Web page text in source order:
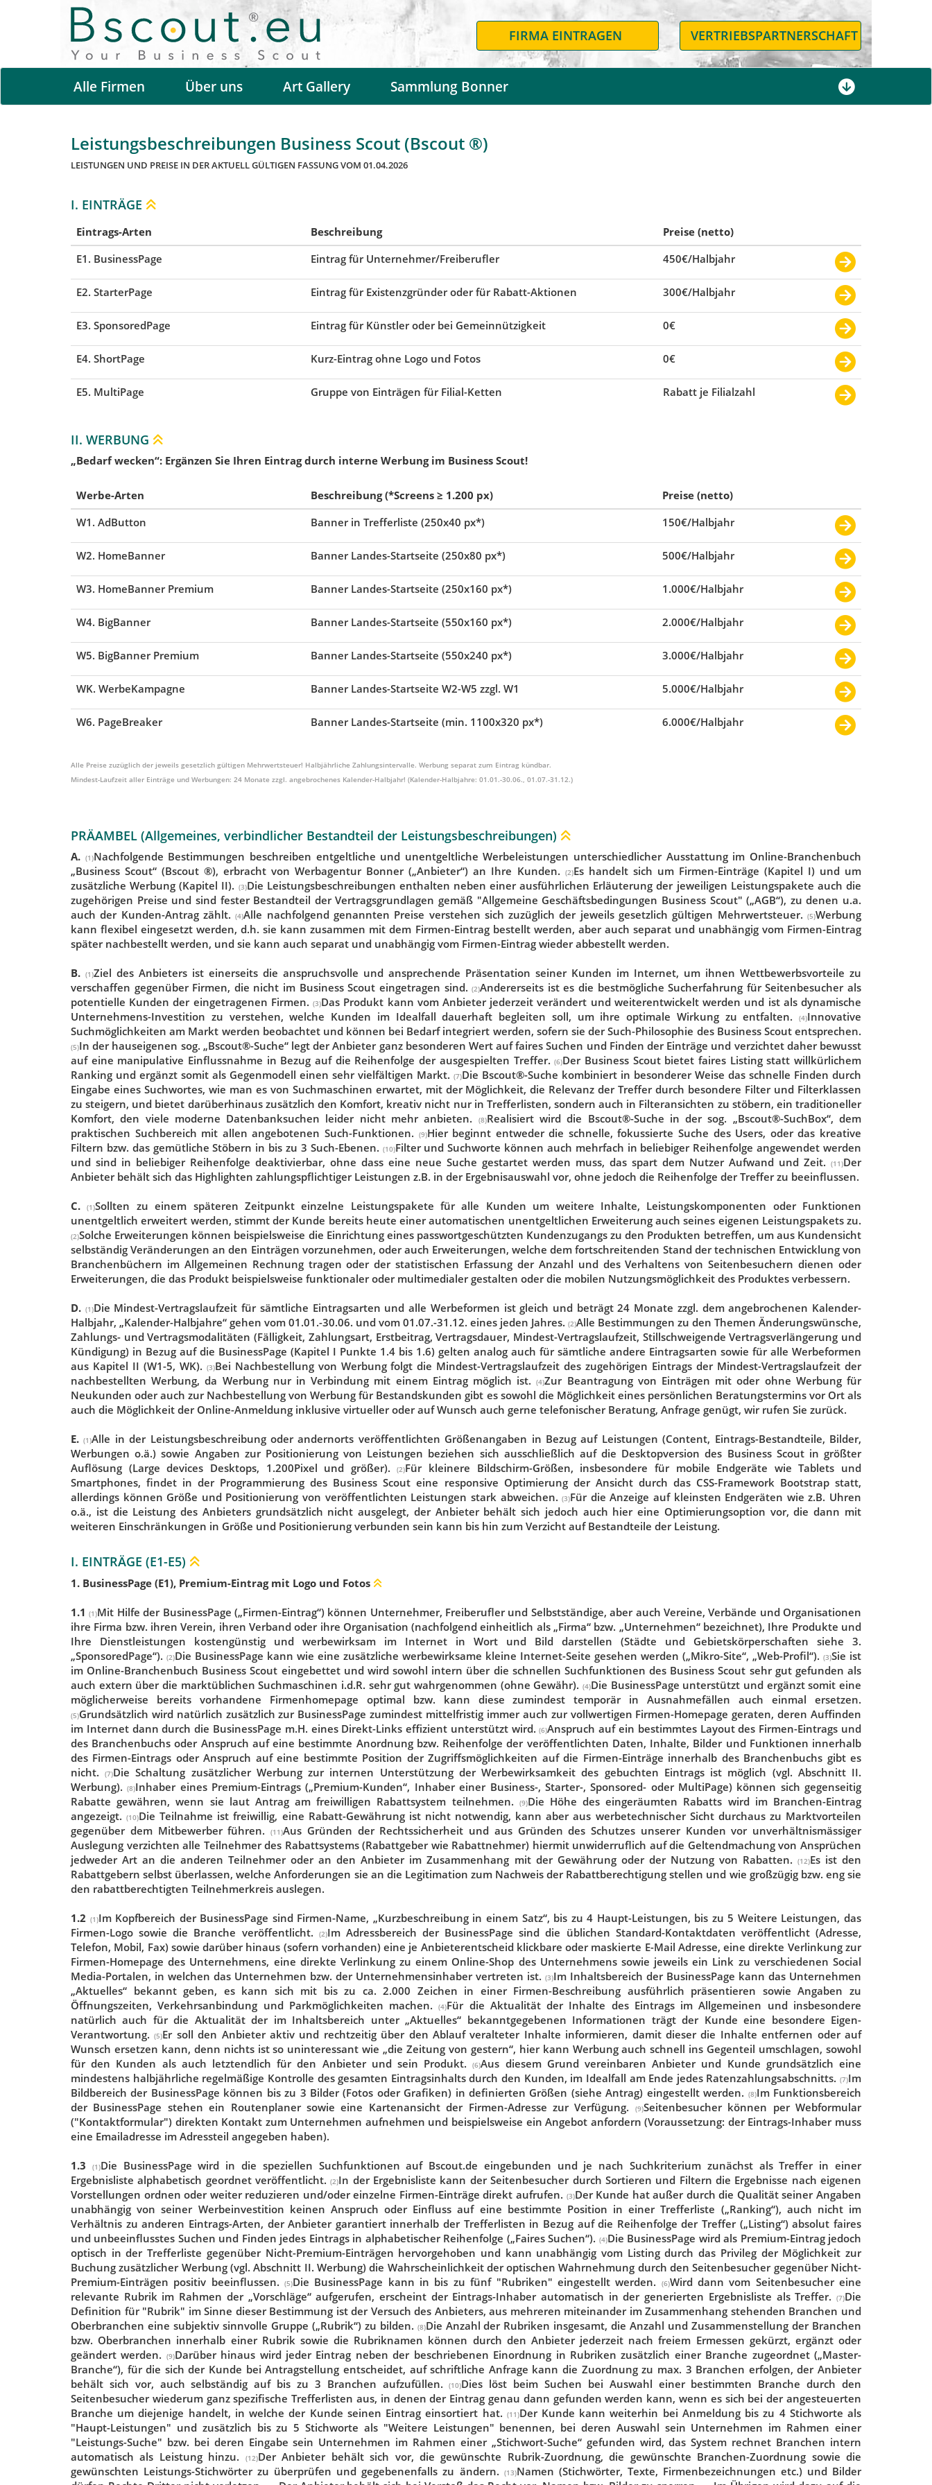
FIRMA EINTRAGEN VERTRIEBSPARTNERSCHAFT
Alle Firmen Über uns Art Gallery Sammlung Bonner
Leistungsbeschreibungen Business Scout (Bscout ®)
LEISTUNGEN UND PREISE IN DER AKTUELL GÜLTIGEN FASSUNG VOM 01.04.2026
I. EINTRÄGE
Eintrags-Arten Beschreibung
Preise (netto)
E1. BusinessPage
Eintrag für Unternehmer/Freiberufler 450€/Halbjahr
E2. StarterPage Eintrag für Existenzgründer oder für Rabatt-Aktionen 300€/Halbjahr
E3. SponsoredPage Eintrag für Künstler oder bei Gemeinnützigkeit 0€
E4. ShortPage Kurz-Eintrag ohne Logo und Fotos 0€
E5. MultiPage Gruppe von Einträgen für Filial-Ketten Rabatt je Filialzahl
II. WERBUNG
„Bedarf wecken“: Ergänzen Sie Ihren Eintrag durch interne Werbung im Business Scout!
Werbe-Arten Beschreibung (*Screens ≥ 1.200 px)
Preise (netto)
W1. AdButton
Banner in Trefferliste (250x40 px*) 150€/Halbjahr
W2. HomeBanner Banner Landes-Startseite (250x80 px*) 500€/Halbjahr
W3. HomeBanner Premium Banner Landes-Startseite (250x160 px*) 1.000€/Halbjahr
W4. BigBanner Banner Landes-Startseite (550x160 px*) 2.000€/Halbjahr
W5. BigBanner Premium Banner Landes-Startseite (550x240 px*) 3.000€/Halbjahr
WK. WerbeKampagne Banner Landes-Startseite W2-W5 zzgl. W1 5.000€/Halbjahr
W6. PageBreaker Banner Landes-Startseite (min. 1100x320 px*) 6.000€/Halbjahr
Alle Preise zuzüglich der jeweils gesetzlich gültigen Mehrwertsteuer! Halbjährliche Zahlungsintervalle. Werbung separat zum Eintrag kündbar.
Mindest-Laufzeit aller Einträge und Werbungen: 24 Monate zzgl. angebrochenes Kalender-Halbjahr! (Kalender-Halbjahre: 01.01.-30.06., 01.07.-31.12.)
PRÄAMBEL (Allgemeines, verbindlicher Bestandteil der Leistungsbeschreibungen)
A. (1)Nachfolgende Bestimmungen beschreiben entgeltliche und unentgeltliche Werbeleistungen unterschiedlicher Ausstattung im Online-Branchenbuch
„Business Scout“ (Bscout ®), erbracht von Werbagentur Bonner („Anbieter“) an Ihre Kunden. (2)Es handelt sich um Firmen-Einträge (Kapitel I) und um
zusätzliche Werbung (Kapitel II). (3)Die Leistungsbeschreibungen enthalten neben einer ausführlichen Erläuterung der jeweiligen Leistungspakete auch die
zugehörigen Preise und sind fester Bestandteil der Vertragsgrundlagen gemäß "Allgemeine Geschäftsbedingungen Business Scout" („AGB“), zu denen u.a.
auch der Kunden-Antrag zählt.(4)Alle nachfolgend genannten Preise verstehen sich zuzüglich der jeweils gesetzlich gültigen Mehrwertsteuer. (5)Werbung
kann flexibel eingesetzt werden, d.h. sie kann zusammen mit dem Firmen-Eintrag bestellt werden, aber auch separat und unabhängig vom Firmen-Eintrag
später nachbestellt werden, und sie kann auch separat und unabhängig vom Firmen-Eintrag wieder abbestellt werden.
B. (1)Ziel des Anbieters ist einerseits die anspruchsvolle und ansprechende Präsentation seiner Kunden im Internet, um ihnen Wettbewerbsvorteile zu
verschaffen gegenüber Firmen, die nicht im Business Scout eingetragen sind.(2)Andererseits ist es die bestmögliche Sucherfahrung für Seitenbesucher als
potentielle Kunden der eingetragenen Firmen.(3)Das Produkt kann vom Anbieter jederzeit verändert und weiterentwickelt werden und ist als dynamische
Unternehmens-Investition zu verstehen, welche Kunden im Idealfall dauerhaft begleiten soll, um ihre optimale Wirkung zu entfalten.
(4)Innovative
Suchmöglichkeiten am Markt werden beobachtet und können bei Bedarf integriert werden, sofern sie der Such-Philosophie des Business Scout entsprechen.
(5)In der hauseigenen sog. „Bscout®-Suche“ legt der Anbieter ganz besonderen Wert auf faires Suchen und Finden der Einträge und verzichtet daher bewusst
auf eine manipulative Einflussnahme in Bezug auf die Reihenfolge der ausgespielten Treffer.(6)Der Business Scout bietet faires Listing statt willkürlichem
Ranking und ergänzt somit als Gegenmodell einen sehr vielfältigen Markt. (7)Die Bscout®-Suche kombiniert in besonderer Weise das schnelle Finden durch
Eingabe eines Suchwortes, wie man es von Suchmaschinen erwartet, mit der Möglichkeit, die Relevanz der Treffer durch besondere Filter und Filterklassen
zu steigern, und bietet darüberhinaus zusätzlich den Komfort, kreativ nicht nur in Trefferlisten, sondern auch in Filteransichten zu stöbern, ein traditioneller
Komfort, den viele moderne Datenbanksuchen leider nicht mehr anbieten.
(8)Realisiert wird die Bscout®-Suche in der sog. „Bscout®-SuchBox“, dem
praktischen Suchbereich mit allen angebotenen Such-Funktionen. (9)Hier beginnt entweder die schnelle, fokussierte Suche des Users, oder das kreative
Filtern bzw. das gemütliche Stöbern in bis zu 3 Such-Ebenen. (10)Filter und Suchworte können auch mehrfach in beliebiger Reihenfolge angewendet werden
und sind in beliebiger Reihenfolge deaktivierbar, ohne dass eine neue Suche gestartet werden muss, das spart dem Nutzer Aufwand und Zeit. (11)Der
Anbieter behält sich das Highlighten zahlungspflichtiger Leistungen z.B. in der Ergebnisauswahl vor, ohne jedoch die Reihenfolge der Treffer zu beeinflussen.
C. (1)Sollten zu einem späteren Zeitpunkt einzelne Leistungspakete für alle Kunden um weitere Inhalte, Leistungskomponenten oder Funktionen
unentgeltlich erweitert werden, stimmt der Kunde bereits heute einer automatischen unentgeltlichen Erweiterung auch seines eigenen Leistungspakets zu.
(2)Solche Erweiterungen können beispielsweise die Einrichtung eines passwortgeschützten Kundenzugangs zu den Produkten betreffen, um aus Kundensicht
selbständig Veränderungen an den Einträgen vorzunehmen, oder auch Erweiterungen, welche dem fortschreitenden Stand der technischen Entwicklung von
Branchenbüchern im Allgemeinen Rechnung tragen oder der statistischen Erfassung der Anzahl und des Verhaltens von Seitenbesuchern dienen oder
Erweiterungen, die das Produkt beispielsweise funktionaler oder multimedialer gestalten oder die mobilen Nutzungsmöglichkeit des Produktes verbessern.
D. (1)Die Mindest-Vertragslaufzeit für sämtliche Eintragsarten und alle Werbeformen ist gleich und beträgt 24 Monate zzgl. dem angebrochenen Kalender-
Halbjahr, „Kalender-Halbjahre“ gehen vom 01.01.-30.06. und vom 01.07.-31.12. eines jeden Jahres. (2)Alle Bestimmungen zu den Themen Änderungswünsche,
Zahlungs- und Vertragsmodalitäten (Fälligkeit, Zahlungsart, Erstbeitrag, Vertragsdauer, Mindest-Vertragslaufzeit, Stillschweigende Vertragsverlängerung und
Kündigung) in Bezug auf die BusinessPage (Kapitel I Punkte 1.4 bis 1.6) gelten analog auch für sämtliche andere Eintragsarten sowie für alle Werbeformen
aus Kapitel II (W1-5, WK). (3)Bei Nachbestellung von Werbung folgt die Mindest-Vertragslaufzeit des zugehörigen Eintrags der Mindest-Vertragslaufzeit der
nachbestellten Werbung, da Werbung nur in Verbindung mit einem Eintrag möglich ist.(4)Zur Beantragung von Einträgen mit oder ohne Werbung für
Neukunden oder auch zur Nachbestellung von Werbung für Bestandskunden gibt es sowohl die Möglichkeit eines persönlichen Beratungstermins vor Ort als
auch die Möglichkeit der Online-Anmeldung inklusive virtueller oder auf Wunsch auch gerne telefonischer Beratung, Anfrage genügt, wir rufen Sie zurück.
E. (1)Alle in der Leistungsbeschreibung oder andernorts veröffentlichten Größenangaben in Bezug auf Leistungen (Content, Eintrags-Bestandteile, Bilder,
Werbungen o.ä.) sowie Angaben zur Positionierung von Leistungen beziehen sich ausschließlich auf die Desktopversion des Business Scout in größter
Auflösung (Large devices Desktops, 1.200Pixel und größer).(2)Für kleinere Bildschirm-Größen, insbesondere für mobile Endgeräte wie Tablets und
Smartphones, findet in der Programmierung des Business Scout eine responsive Optimierung der Ansicht durch das CSS-Framework Bootstrap statt,
allerdings können Größe und Positionierung von veröffentlichten Leistungen stark abweichen.(3)Für die Anzeige auf kleinsten Endgeräten wie z.B. Uhren
o.ä., ist die Leistung des Anbieters grundsätzlich nicht ausgelegt, der Anbieter behält sich jedoch auch hier eine Optimierungsoption vor, die dann mit
weiteren Einschränkungen in Größe und Positionierung verbunden sein kann bis hin zum Verzicht auf Bestandteile der Leistung.
I. EINTRÄGE (E1-E5)
1. BusinessPage (E1), Premium-Eintrag mit Logo und Fotos
1.1 (1)Mit Hilfe der BusinessPage („Firmen-Eintrag“) können Unternehmer, Freiberufler und Selbstständige, aber auch Vereine, Verbände und Organisationen
ihre Firma bzw. ihren Verein, ihren Verband oder ihre Organisation (nachfolgend einheitlich als „Firma“ bzw. „Unternehmen“ bezeichnet), Ihre Produkte und
Ihre Dienstleistungen kostengünstig und werbewirksam im Internet in Wort und Bild darstellen (Städte und Gebietskörperschaften siehe 3.
„SponsoredPage“). (2)Die BusinessPage kann wie eine zusätzliche werbewirksame kleine Internet-Seite gesehen werden („Mikro-Site“, „Web-Profil“). (3)Sie ist
im Online-Branchenbuch Business Scout eingebettet und wird sowohl intern über die schnellen Suchfunktionen des Business Scout sehr gut gefunden als
auch extern über die marktüblichen Suchmaschinen i.d.R. sehr gut wahrgenommen (ohne Gewähr). (4)Die BusinessPage unterstützt und ergänzt somit eine
möglicherweise bereits vorhandene Firmenhomepage optimal bzw. kann diese zumindest temporär in Ausnahmefällen auch einmal ersetzen.
(5)Grundsätzlich wird natürlich zusätzlich zur BusinessPage zumindest mittelfristig immer auch zur vollwertigen Firmen-Homepage geraten, deren Auffinden
im Internet dann durch die BusinessPage m.H. eines Direkt-Links effizient unterstützt wird.(6)Anspruch auf ein bestimmtes Layout des Firmen-Eintrags und
des Branchenbuchs oder Anspruch auf eine bestimmte Anordnung bzw. Reihenfolge der veröffentlichten Daten, Inhalte, Bilder und Funktionen innerhalb
des Firmen-Eintrags oder Anspruch auf eine bestimmte Position der Zugriffsmöglichkeiten auf die Firmen-Einträge innerhalb des Branchenbuchs gibt es
nicht.(7)Die Schaltung zusätzlicher Werbung zur internen Unterstützung der Werbewirksamkeit des gebuchten Eintrags ist möglich (vgl. Abschnitt II.
Werbung).(8)Inhaber eines Premium-Eintrags („Premium-Kunden“, Inhaber einer Business-, Starter-, Sponsored- oder MultiPage) können sich gegenseitig
Rabatte gewähren, wenn sie laut Antrag am freiwilligen Rabattsystem teilnehmen.
(9)Die Höhe des eingeräumten Rabatts wird im Branchen-Eintrag
angezeigt.(10)Die Teilnahme ist freiwillig, eine Rabatt-Gewährung ist nicht notwendig, kann aber aus werbetechnischer Sicht durchaus zu Marktvorteilen
gegenüber dem Mitbewerber führen.
(11)Aus Gründen der Rechtssicherheit und aus Gründen des Schutzes unserer Kunden vor unverhältnismässiger
Auslegung verzichten alle Teilnehmer des Rabattsystems (Rabattgeber wie Rabattnehmer) hiermit unwiderruflich auf die Geltendmachung von Ansprüchen
jedweder Art an die anderen Teilnehmer oder an den Anbieter im Zusammenhang mit der Gewährung oder der Nutzung von Rabatten. (12)Es ist den
Rabattgebern selbst überlassen, welche Anforderungen sie an die Legitimation zum Nachweis der Rabattberechtigung stellen und wie großzügig bzw. eng sie
den rabattberechtigten Teilnehmerkreis auslegen.
1.2 (1)Im Kopfbereich der BusinessPage sind Firmen-Name, „Kurzbeschreibung in einem Satz“, bis zu 4 Haupt-Leistungen, bis zu 5 Weitere Leistungen, das
Firmen-Logo sowie die Branche veröffentlicht.
(2)Im Adressbereich der BusinessPage sind die üblichen Standard-Kontaktdaten veröffentlicht (Adresse,
Telefon, Mobil, Fax) sowie darüber hinaus (sofern vorhanden) eine je Anbieterentscheid klickbare oder maskierte E-Mail Adresse, eine direkte Verlinkung zur
Firmen-Homepage des Unternehmens, eine direkte Verlinkung zu einem Online-Shop des Unternehmens sowie jeweils ein Link zu verschiedenen Social
Media-Portalen, in welchen das Unternehmen bzw. der Unternehmensinhaber vertreten ist. (3)Im Inhaltsbereich der BusinessPage kann das Unternehmen
„Aktuelles“ bekannt geben, es kann sich mit bis zu ca. 2.000 Zeichen in einer Firmen-Beschreibung ausführlich präsentieren sowie Angaben zu
Öffnungszeiten, Verkehrsanbindung und Parkmöglichkeiten machen.(4)Für die Aktualität der Inhalte des Eintrags im Allgemeinen und insbesondere
natürlich auch für die Aktualität der im Inhaltsbereich unter „Aktuelles“ bekanntgegebenen Informationen trägt der Kunde eine besondere Eigen-
Verantwortung.(5)Er soll den Anbieter aktiv und rechtzeitig über den Ablauf veralteter Inhalte informieren, damit dieser die Inhalte entfernen oder auf
Wunsch ersetzen kann, denn nichts ist so uninteressant wie „die Zeitung von gestern“, hier kann Werbung auch schnell ins Gegenteil umschlagen, sowohl
für den Kunden als auch letztendlich für den Anbieter und sein Produkt.(6)Aus diesem Grund vereinbaren Anbieter und Kunde grundsätzlich eine
mindestens halbjährliche regelmäßige Kontrolle des gesamten Eintragsinhalts durch den Kunden, im Idealfall am Ende jedes Ratenzahlungsabschnitts. (7)Im
Bildbereich der BusinessPage können bis zu 3 Bilder (Fotos oder Grafiken) in definierten Größen (siehe Antrag) eingestellt werden. (8)Im Funktionsbereich
der BusinessPage stehen ein Routenplaner sowie eine Kartenansicht der Firmen-Adresse zur Verfügung.
(9)Seitenbesucher können per Webformular
("Kontaktformular") direkten Kontakt zum Unternehmen aufnehmen und beispielsweise ein Angebot anfordern (Voraussetzung: der Eintrags-Inhaber muss
eine Emailadresse im Adressteil angegeben haben).
1.3 (1)Die BusinessPage wird in die speziellen Suchfunktionen auf Bscout.de eingebunden und je nach Suchkriterium zunächst als Treffer in einer
Ergebnisliste alphabetisch geordnet veröffentlicht.(2)In der Ergebnisliste kann der Seitenbesucher durch Sortieren und Filtern die Ergebnisse nach eigenen
Vorstellungen ordnen oder weiter reduzieren und/oder einzelne Firmen-Einträge direkt aufrufen. (3)Der Kunde hat außer durch die Qualität seiner Angaben
unabhängig von seiner Werbeinvestition keinen Anspruch oder Einfluss auf eine bestimmte Position in einer Trefferliste („Ranking“), auch nicht im
Verhältnis zu anderen Eintrags-Arten, der Anbieter garantiert innerhalb der Trefferlisten in Bezug auf die Reihenfolge der Treffer („Listing“) absolut faires
und unbeeinflusstes Suchen und Finden jedes Eintrags in alphabetischer Reihenfolge („Faires Suchen“). (4)Die BusinessPage wird als Premium-Eintrag jedoch
optisch in der Trefferliste gegenüber Nicht-Premium-Einträgen hervorgehoben und kann unabhängig vom Listing durch das Privileg der Möglichkeit zur
Buchung zusätzlicher Werbung (vgl. Abschnitt II. Werbung) die Wahrscheinlichkeit der optischen Wahrnehmung durch den Seitenbesucher gegenüber Nicht-
Premium-Einträgen positiv beeinflussen.(5)Die BusinessPage kann in bis zu fünf "Rubriken" eingestellt werden. (6)Wird dann vom Seitenbesucher eine
relevante Rubrik im Rahmen der „Vorschläge“ aufgerufen, erscheint der Eintrags-Inhaber automatisch in der generierten Ergebnisliste als Treffer. (7)Die
Definition für "Rubrik" im Sinne dieser Bestimmung ist der Versuch des Anbieters, aus mehreren miteinander im Zusammenhang stehenden Branchen und
Oberbranchen eine subjektiv sinnvolle Gruppe („Rubrik“) zu bilden. (8)Die Anzahl der Rubriken insgesamt, die Anzahl und Zusammenstellung der Branchen
bzw. Oberbranchen innerhalb einer Rubrik sowie die Rubriknamen können durch den Anbieter jederzeit nach freiem Ermessen gekürzt, ergänzt oder
geändert werden. (9)Darüber hinaus wird jeder Eintrag neben der beschriebenen Einordnung in Rubriken zusätzlich einer Branche zugeordnet („Master-
Branche“), für die sich der Kunde bei Antragstellung entscheidet, auf schriftliche Anfrage kann die Zuordnung zu max. 3 Branchen erfolgen, der Anbieter
behält sich vor, auch selbständig auf bis zu 3 Branchen aufzufüllen.(10)Dies löst beim Suchen bei Auswahl einer bestimmten Branche durch den
Seitenbesucher wiederum ganz spezifische Trefferlisten aus, in denen der Eintrag genau dann gefunden werden kann, wenn es sich bei der angesteuerten
Branche um diejenige handelt, in welche der Kunde seinen Eintrag einsortiert hat. (11)Der Kunde kann weiterhin bei Anmeldung bis zu 4 Stichworte als
"Haupt-Leistungen" und zusätzlich bis zu 5 Stichworte als "Weitere Leistungen" benennen, bei deren Auswahl sein Unternehmen im Rahmen einer
"Leistungs-Suche" bzw. bei deren Eingabe sein Unternehmen im Rahmen einer „Stichwort-Suche“ gefunden wird, das System rechnet Branchen intern
automatisch als Leistung hinzu.
(12)Der Anbieter behält sich vor, die gewünschte Rubrik-Zuordnung, die gewünschte Branchen-Zuordnung sowie die
gewünschten Leistungs-Stichwörter zu überprüfen und gegebenenfalls zu ändern. (13)Namen (Stichwörter, Texte, Firmenbezeichnungen etc.) und Bilder